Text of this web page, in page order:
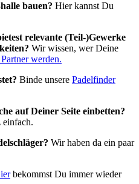
bauen? Hier kannst Du
relevante (Teil-)Gewerke
Wir wissen, wer Deine
werden.
Binde unsere Padelfinder
auf Deiner Seite einbetten?
einfach.
Wir haben da ein paar
bekommst Du immer wieder